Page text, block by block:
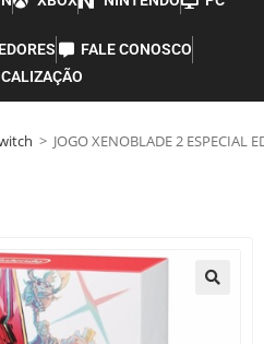
FALE CONOSCO
> JOGO XENOBLADE 2 ESPECIAL